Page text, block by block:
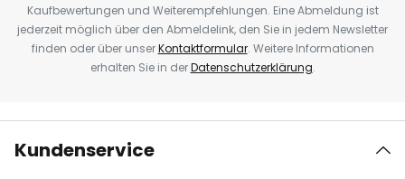
Kaufbewertungen und Weiterempfehlungen. Eine Abmeldung ist
jederzeit möglich über den Abmeldelink, den Sie in jedem Newsletter
finden oder über unserKontaktformular. Weitere Informationen
erhalten Sie in derDatenschutzerklärung.
Kundenservice